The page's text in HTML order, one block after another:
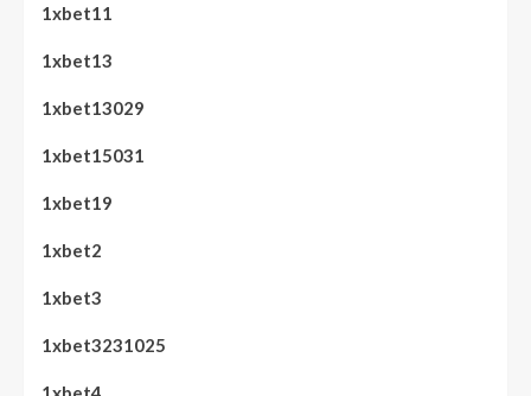
1xbet11
1xbet13
1xbet13029
1xbet15031
1xbet19
1xbet2
1xbet3
1xbet3231025